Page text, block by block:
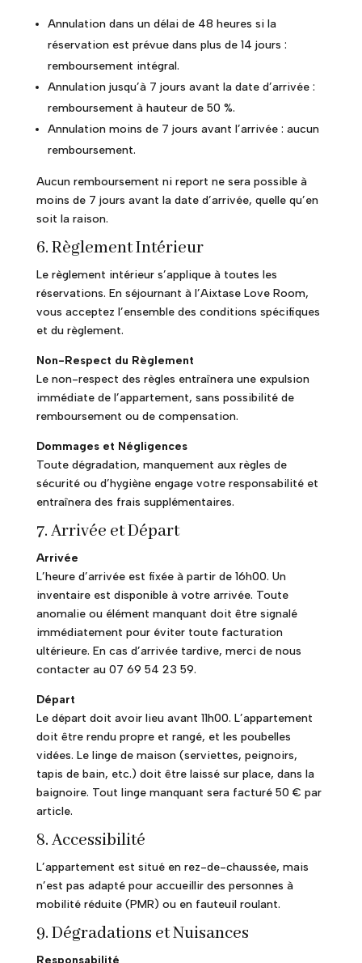
Annulation dans un délai de 48 heures si la
réservation est prévue dans plus de 14 jours :
remboursement intégral.
Annulation jusqu’à 7 jours avant la date d’arrivée :
remboursement à hauteur de 50 %.
Annulation moins de 7 jours avant l’arrivée : aucun
remboursement.
Aucun remboursement ni report ne sera possible à
moins de 7 jours avant la date d’arrivée, quelle qu’en
soit la raison.
6. Règlement Intérieur
Le règlement intérieur s’applique à toutes les
réservations. En séjournant à l’Aixtase Love Room,
vous acceptez l’ensemble des conditions spécifiques
et du règlement.
Non-Respect du Règlement
Le non-respect des règles entraînera une expulsion
immédiate de l’appartement, sans possibilité de
remboursement ou de compensation.
Dommages et Négligences
Toute dégradation, manquement aux règles de
sécurité ou d’hygiène engage votre responsabilité et
entraînera des frais supplémentaires.
7. Arrivée et Départ
Arrivée
L’heure d’arrivée est fixée à partir de 16h00. Un
inventaire est disponible à votre arrivée. Toute
anomalie ou élément manquant doit être signalé
immédiatement pour éviter toute facturation
ultérieure. En cas d’arrivée tardive, merci de nous
contacter au 07 69 54 23 59.
Départ
Le départ doit avoir lieu avant 11h00. L’appartement
doit être rendu propre et rangé, et les poubelles
vidées. Le linge de maison (serviettes, peignoirs,
tapis de bain, etc.) doit être laissé sur place, dans la
baignoire. Tout linge manquant sera facturé 50 € par
article.
8. Accessibilité
L’appartement est situé en rez-de-chaussée, mais
n’est pas adapté pour accueillir des personnes à
mobilité réduite (PMR) ou en fauteuil roulant.
9. Dégradations et Nuisances
Responsabilité